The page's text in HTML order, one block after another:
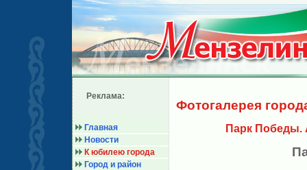
Реклама:
Главная
Новости
К юбилею города
Город и район
Фотогалерея
Парк